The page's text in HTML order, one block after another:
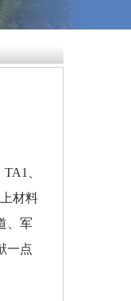
、
材料
、军
一点